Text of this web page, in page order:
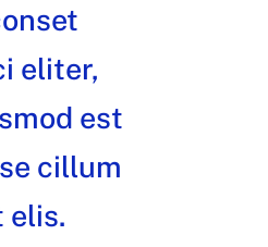
eliter,
est
cillum
elis.